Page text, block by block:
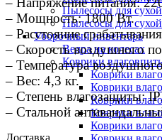
Пылесосы для
Пылесосы для
Уборочный инвентарь
Ведра на колесах
Коврики
Коврики
Коврики
Коврики
Коврики
Коврики
– Мощность: 1800 Вт.
– Расстояние
– Скорость воздушного
– Температура
– Вес: 4,3 кг.
– Степень влагозащиты:
– Стальной
Доставка